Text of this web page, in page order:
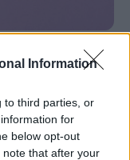
Information
to third parties, or
for
below opt-out
that after your
στη γνωστική
πρόβλημα